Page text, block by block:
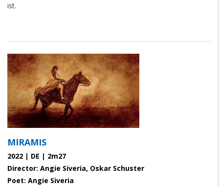
ist.
MIRAMIS
2022 | DE | 2m27
Director: Angie Siveria, Oskar Schuster
Poet: Angie Siveria